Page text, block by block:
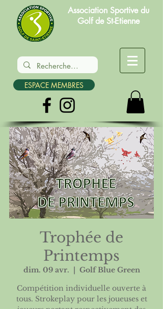
Association Sportive du
Golf de St-Etienne
ESPACE MEMBRES
Trophée de
Printemps
dim. 09 avr.
Golf Blue Green
Compétition individuelle ouverte à
tous. Strokeplay pour les joueuses et